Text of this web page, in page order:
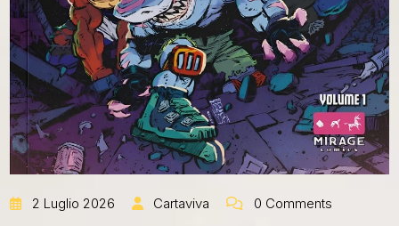
2 Luglio 2026 Cartaviva 0 Comments